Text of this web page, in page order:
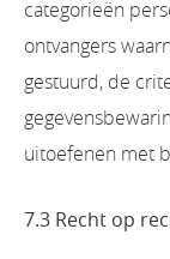
categorieën
ontvangers
gestuurd, de
uitoefenen met
7.3 Recht op